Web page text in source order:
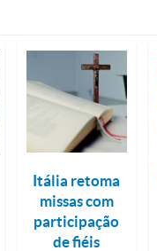
Itália retoma
missas com
participação
de fiéis